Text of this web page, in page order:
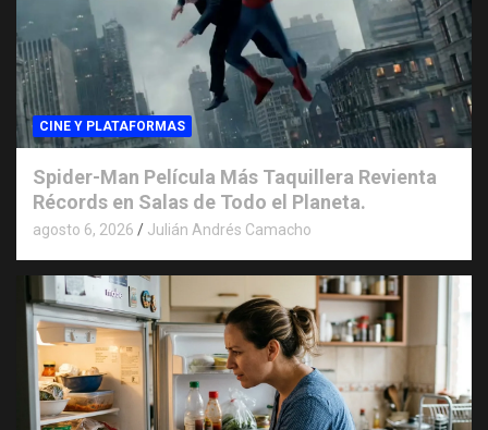
CINE Y PLATAFORMAS
Spider-Man Película Más Taquillera Revienta
Récords en Salas de Todo el Planeta.
agosto 6, 2026 Julián Andrés Camacho